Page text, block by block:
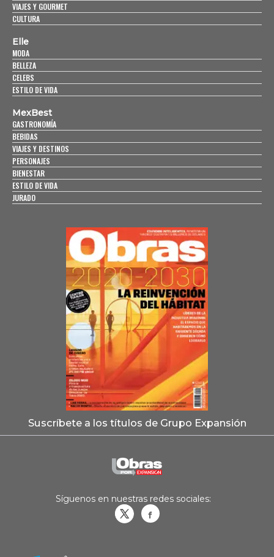
VIAJES Y GOURMET
CULTURA
Elle
MODA
BELLEZA
CELEBS
ESTILO DE VIDA
MexBest
GASTRONOMÍA
BEBIDAS
VIAJES Y DESTINOS
PERSONAJES
BIENESTAR
ESTILO DE VIDA
JURADO
Suscríbete a los títulos de Grupo Expansión
Síguenos en nuestras redes sociales: